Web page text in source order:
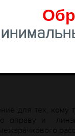
для тех, кому
оправу и